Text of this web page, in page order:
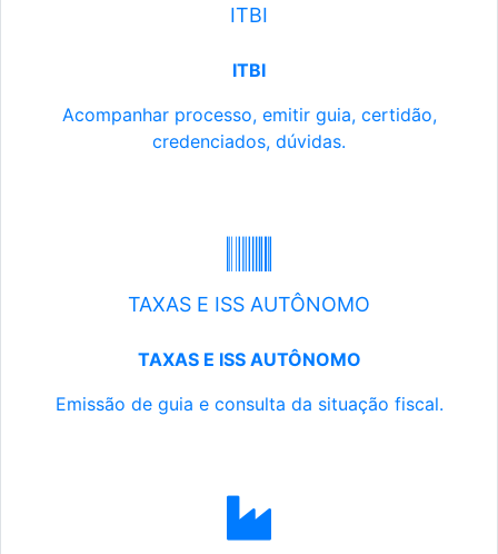
ITBI
ITBI
Acompanhar processo, emitir guia, certidão,
credenciados, dúvidas.
TAXAS E ISS AUTÔNOMO
TAXAS E ISS AUTÔNOMO
Emissão de guia e consulta da situação fiscal.